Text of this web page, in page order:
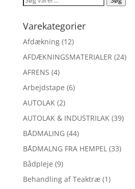
Varekategorier
Afdækning (12)
AFDÆKNINGSMATERIALER (24)
AFRENS (4)
Arbejdstape (6)
AUTOLAK (2)
AUTOLAK & INDUSTRILAK (39)
BÅDMALING (44)
BÅDMALNG FRA HEMPEL (33)
Bådpleje (9)
Behandling af Teaktræ (1)